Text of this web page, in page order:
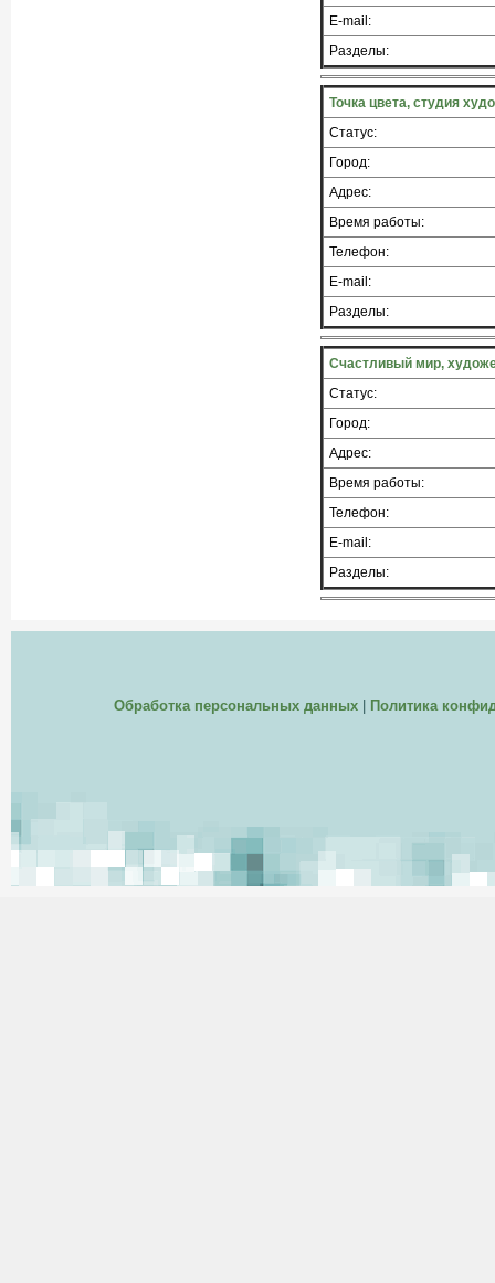
E-mail:
Разделы:
Точка цвета, студия
Статус:
Город:
Адрес:
Время работы:
Телефон:
E-mail:
Разделы:
Счастливый мир,
Статус:
Город:
Адрес:
Время работы:
Телефон:
E-mail:
Разделы:
Обработка персональных данных| Политика